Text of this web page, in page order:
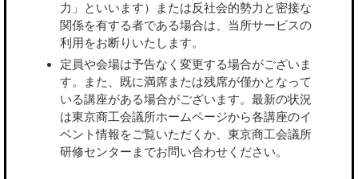
力」といいます）または反社会的勢力と密接な
関係を有する者である場合は、当所サービスの
利用をお断りいたします。
定員や会場は予告なく変更する場合がございま
す。また、既に満席または残席が僅かとなって
いる講座がある場合がございます。最新の状況
は東京商工会議所ホームページから各講座のイ
ベント情報をご覧いただくか、東京商工会議所
研修センターまでお問い合わせください。